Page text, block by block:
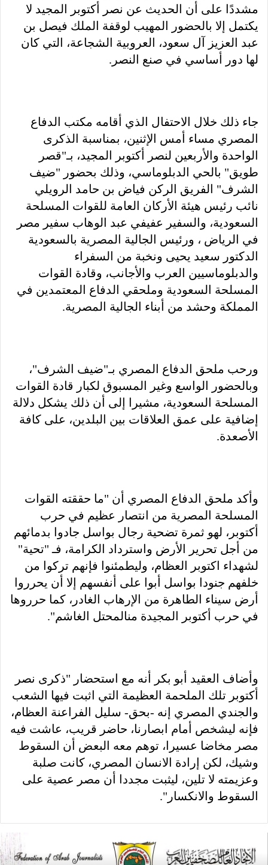
مشددًا على أن الحديث عن نصر أكتوبر المجيد لا
يكتمل إلا بالحضور المهيب لوقفة الملك فيصل بن
عبد العزيز آل سعود، العروبية الشجاعة، التي كان
لها دور أساسي في صنع النصر.
جاء ذلك خلال الاحتفال الذي أقامه مكتب الدفاع
المصري مساء أمس الإثنين، بمناسبة الذكرى
الواحدة والأربعين لنصر أكتوبر المجيد، بـ"قصر
طويق" بالحي الدبلوماسي، وذلك بحضور "ضيف
الشرف" الفريق الركن فياض بن حامد الرويلي
نائب رئيس هيئة الأركان العامة للقوات المسلحة
السعودية، والسفير عفيفي عبد الوهاب سفير مصر
في الرياض ، ورئيس الجالية المصرية بالسعودية
الدكتور سعيد يحيى ونخبة من السفراء
والدبلوماسيين العرب والأجانب، وقادة القوات
المسلحة السعودية وملحقي الدفاع المعتمدين في
المملكة وحشد من أبناء الجالية المصرية.
ورحب ملحق الدفاع المصري بـ"ضيف الشرف"،
وبالحضور الواسع وغير المسبوق لكبار قادة القوات
المسلحة السعودية، مشيرا إلى أن ذلك يشكل دلالة
إضافية على عمق العلاقات بين البلدين، على كافة
الأصعدة.
وأكد ملحق الدفاع المصري أن "ما حققته القوات
المسلحة المصرية من انتصار عظيم في حرب
أكتوبر، لهو ثمرة تضحية رجال بواسل جادوا بدمائهم
من أجل تحرير الأرض واسترداد الكرامة، فـ "تحية"
لشهداء اكتوبر العظام، وليطمئنوا فإنهم تركوا من
خلفهم جنودا بواسل أبوا على أنفسهم إلا أن يحرروا
أرض سيناء الطاهرة من الإرهاب الغادر، كما حرروها
في حرب أكتوبر المجيدة منالمحتل الغاشم".
وأضاف العقيد أبو بكر أنه مع استحضار "ذكرى نصر
أكتوبر تلك الملحمة العظيمة التي اثبت فيها الشعب
والجندي المصري إنه -بحق- سليل الفراعنة العظام،
فإنه ليشخص أمام ابصارنا، حاضر قريب، عاشت فيه
مصر مخاضا عسيرا، توهم معه البعض أن السقوط
وشيك، لكن إرادة الانسان المصري، كانت صلبة
وعزيمته لا تلين، ليثبت مجددا أن مصر عصية على
السقوط والانكسار".